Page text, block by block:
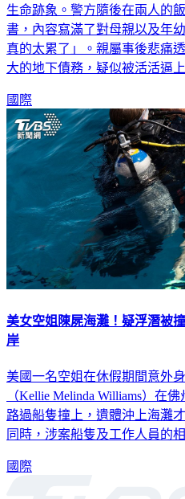
生命跡象。警方隨後在兩人的
書，內容寫滿了對母親以及年
真的太累了」。親屬事後悲痛
大的地下債務，疑似被活活逼
國際
美女空姐陳屍海灘！疑浮潛被
岸
美國一名空姐在休假期間意外
（Kellie Melinda Williams）在
路過船隻撞上，遺體沖上海灘
同時，涉案船隻及工作人員的
國際